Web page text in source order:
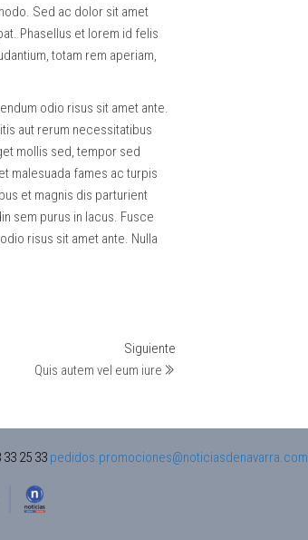
Sed ac dolor sit amet
Phasellus et lorem id felis
totam rem aperiam,
odio risus sit amet ante.
aut rerum necessitatibus
mollis sed, tempor sed
malesuada fames ac turpis
et magnis dis parturient
sem purus in lacus. Fusce
risus sit amet ante. Nulla
Siguiente
Siguiente
Quis autem vel eum iure
25 33 pedidos.promociones@noticiasdenavarra.com